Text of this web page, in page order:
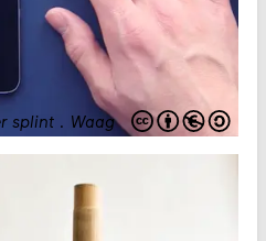
splint . Waag